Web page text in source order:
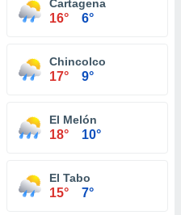
Cartagena
16° 6°
Chincolco
17° 9°
El Melón
18° 10°
El Tabo
15° 7°